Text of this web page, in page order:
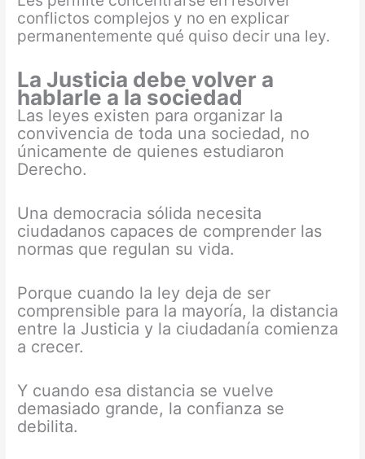
conflictos complejos y no en explicar
permanentemente qué quiso decir una ley.
La Justicia debe volver a
hablarle a la sociedad
Las leyes existen para organizar la
convivencia de toda una sociedad, no
únicamente de quienes estudiaron
Derecho.
Una democracia sólida necesita
ciudadanos capaces de comprender las
normas que regulan su vida.
Porque cuando la ley deja de ser
comprensible para la mayoría, la distancia
entre la Justicia y la ciudadanía comienza
a crecer.
Y cuando esa distancia se vuelve
demasiado grande, la confianza se
debilita.